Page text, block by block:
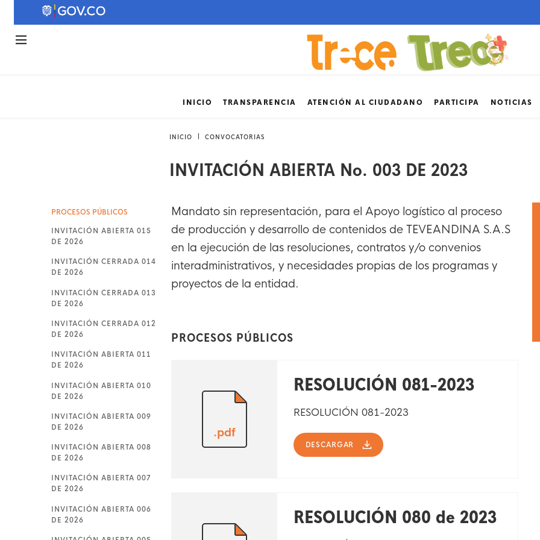
INICIO TRANSPARENCIA ATENCIÓN AL CIUDADANO PARTICIPA NOTICIAS
INICIO CONVOCATORIAS
INVITACIÓN ABIERTA No. 003 DE 2023
PROCESOS PÚBLICOS
INVITACIÓN ABIERTA 015
DE 2026
INVITACIÓN CERRADA 014
DE 2026
INVITACIÓN CERRADA 013
DE 2026
INVITACIÓN CERRADA 012
DE 2026
INVITACIÓN ABIERTA 011
DE 2026
INVITACIÓN ABIERTA 010
DE 2026
INVITACIÓN ABIERTA 009
DE 2026
INVITACIÓN ABIERTA 008
DE 2026
INVITACIÓN ABIERTA 007
DE 2026
INVITACIÓN ABIERTA 006
DE 2026
Mandato sin representación, para el Apoyo logístico al proceso
de producción y desarrollo de contenidos de TEVEANDINA S.A.S
en la ejecución de las resoluciones, contratos y/o convenios
interadministrativos, y necesidades propias de los programas y
proyectos de la entidad.
PROCESOS PÚBLICOS
.pdf
RESOLUCIÓN 081-2023
RESOLUCIÓN 081-2023
DESCARGAR
RESOLUCIÓN 080 de 2023